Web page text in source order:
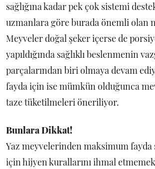
sağlığına kadar pek çok sistemi
uzmanlara göre burada önemli olan
Meyveler doğal şeker içerse de
yapıldığında sağlıklı beslenmenin
parçalarından biri olmaya devam
fayda için ise mümkün olduğunca
taze tüketilmeleri öneriliyor.
Bunlara Dikkat!
Yaz meyvelerinden maksimum
için hijyen kurallarını ihmal